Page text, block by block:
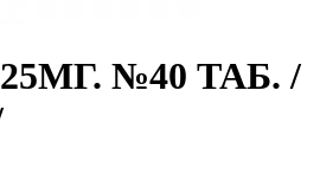
№40 ТАБ. /